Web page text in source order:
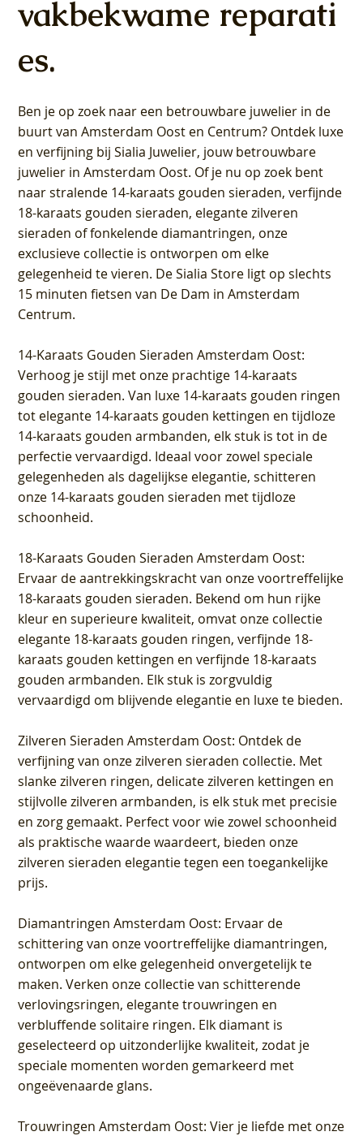
vakbekwame reparati
es.
Ben je op zoek naar een betrouwbare juwelier in de
buurt van Amsterdam Oost en Centrum? Ontdek luxe
en verfijning bij Sialia Juwelier, jouw betrouwbare
juwelier in Amsterdam Oost. Of je nu op zoek bent
naar stralende 14-karaats gouden sieraden, verfijnde
18-karaats gouden sieraden, elegante zilveren
sieraden of fonkelende diamantringen, onze
exclusieve collectie is ontworpen om elke
gelegenheid te vieren. De Sialia Store ligt op slechts
15 minuten fietsen van De Dam in Amsterdam
Centrum.
14-Karaats Gouden Sieraden Amsterdam Oost:
Verhoog je stijl met onze prachtige 14-karaats
gouden sieraden. Van luxe 14-karaats gouden ringen
tot elegante 14-karaats gouden kettingen en tijdloze
14-karaats gouden armbanden, elk stuk is tot in de
perfectie vervaardigd. Ideaal voor zowel speciale
gelegenheden als dagelijkse elegantie, schitteren
onze 14-karaats gouden sieraden met tijdloze
schoonheid.
18-Karaats Gouden Sieraden Amsterdam Oost:
Ervaar de aantrekkingskracht van onze voortreffelijke
18-karaats gouden sieraden. Bekend om hun rijke
kleur en superieure kwaliteit, omvat onze collectie
elegante 18-karaats gouden ringen, verfijnde 18-
karaats gouden kettingen en verfijnde 18-karaats
gouden armbanden. Elk stuk is zorgvuldig
vervaardigd om blijvende elegantie en luxe te bieden.
Zilveren Sieraden Amsterdam Oost: Ontdek de
verfijning van onze zilveren sieraden collectie. Met
slanke zilveren ringen, delicate zilveren kettingen en
stijlvolle zilveren armbanden, is elk stuk met precisie
en zorg gemaakt. Perfect voor wie zowel schoonheid
als praktische waarde waardeert, bieden onze
zilveren sieraden elegantie tegen een toegankelijke
prijs.
Diamantringen Amsterdam Oost: Ervaar de
schittering van onze voortreffelijke diamantringen,
ontworpen om elke gelegenheid onvergetelijk te
maken. Verken onze collectie van schitterende
verlovingsringen, elegante trouwringen en
verbluffende solitaire ringen. Elk diamant is
geselecteerd op uitzonderlijke kwaliteit, zodat je
speciale momenten worden gemarkeerd met
ongeëvenaarde glans.
Trouwringen Amsterdam Oost: Vier je liefde met onze